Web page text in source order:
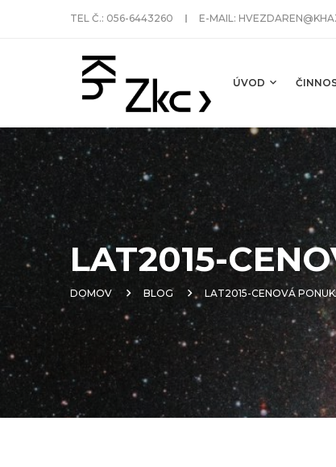
TEL Č.: 056-6443260 E-MAIL:
ÚVOD
LAT2015-
DOMOV BLOG LAT2015-CENOVÁ